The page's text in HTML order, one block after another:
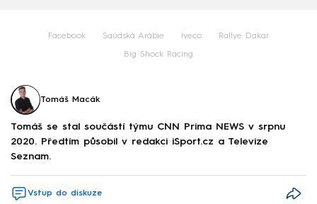
Facebook Saúdská Arábie Iveco Rallye Dakar
Big Shock Racing
Tomáš Macák
Tomáš se stal součástí týmu CNN Prima NEWS v srpnu
2020. Předtím působil v redakci iSport.cz a Televize
Seznam.
Vstup do diskuze